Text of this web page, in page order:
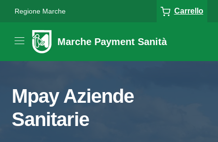
Regione Marche Carrello
Marche Payment Sanità
Mpay Aziende
Sanitarie